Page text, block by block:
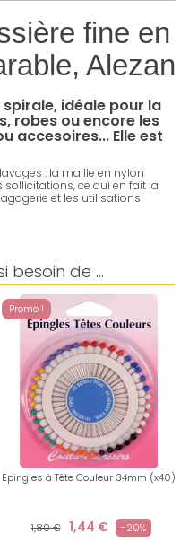
fine en
Alezan
idéale pour la
robes ou encore les
accesoires... Elle est
: la maille en nylon
ce qui en fait la
et les utilisations
besoin de ...
Promo !
Epingles à Tête Couleur 34mm (x40)
1,80 € 1,44 € -20%